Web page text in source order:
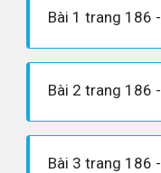
Bài 1 trang 186
Bài 2 trang 186
Bài 3 trang 186